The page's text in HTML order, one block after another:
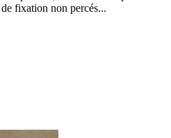
fixation non percés...